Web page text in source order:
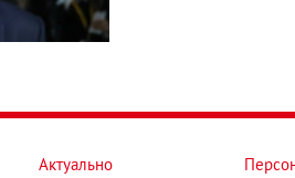
Актуально